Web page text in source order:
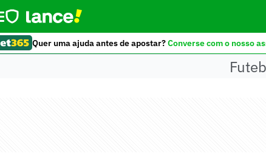
Quer uma ajuda antes de apostar?Converse com o nosso